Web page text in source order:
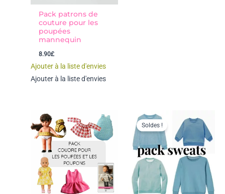
Pack patrons de
couture pour les
poupées
mannequin
8.90£
Ajouter à la liste d'envies
Ajouter à la liste d'envies
Soldes !